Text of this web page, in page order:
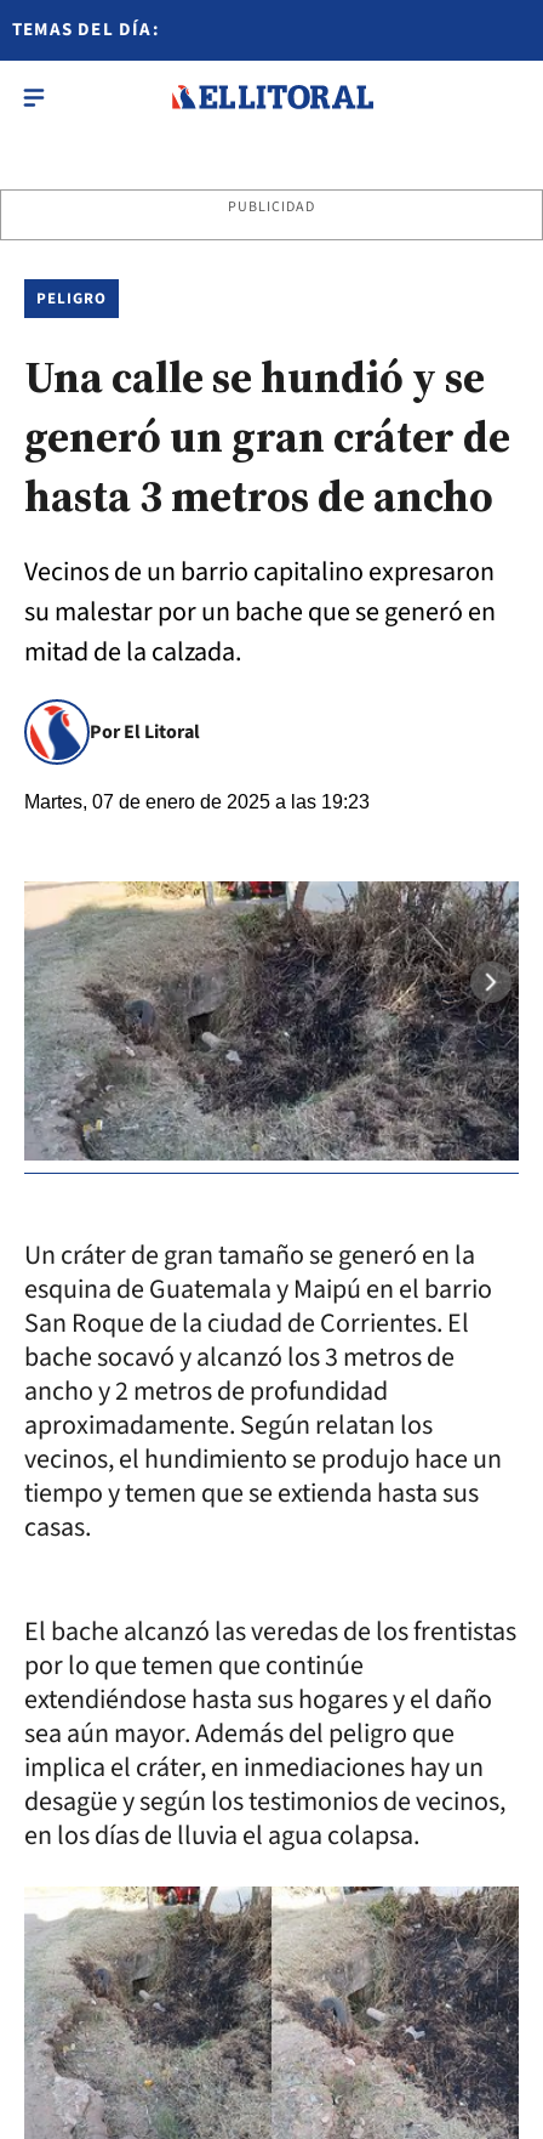
TEMAS DEL DÍA:
PUBLICIDAD
PELIGRO
Una calle se hundió y se
generó un gran cráter de
hasta 3 metros de ancho
Vecinos de un barrio capitalino expresaron
su malestar por un bache que se generó en
mitad de la calzada.
Por El Litoral
Martes, 07 de enero de 2025 a las 19:23
Un cráter de gran tamaño se generó en la
esquina de Guatemala y Maipú en el barrio
San Roque de la ciudad de Corrientes. El
bache socavó y alcanzó los 3 metros de
ancho y 2 metros de profundidad
aproximadamente. Según relatan los
vecinos, el hundimiento se produjo hace un
tiempo y temen que se extienda hasta sus
casas.
El bache alcanzó las veredas de los frentistas
por lo que temen que continúe
extendiéndose hasta sus hogares y el daño
sea aún mayor. Además del peligro que
implica el cráter, en inmediaciones hay un
desagüe y según los testimonios de vecinos,
en los días de lluvia el agua colapsa.